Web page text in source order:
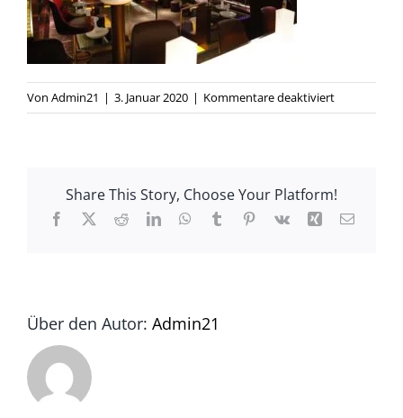
Von Admin21 | 3. Januar 2020 | Kommentare deaktiviertfür
IMG_0019
Share This Story, Choose Your Platform!
Facebook
X RedditLinkedInWhatsApp
TumblrPinterest
Vk Xing E-
Über den Autor: Admin21